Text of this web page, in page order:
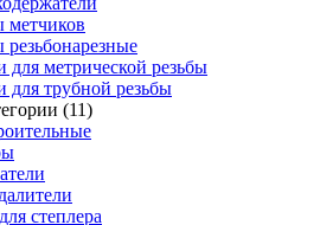
метчиков
метрической резьбы
для трубной резьбы
(11)
степлера